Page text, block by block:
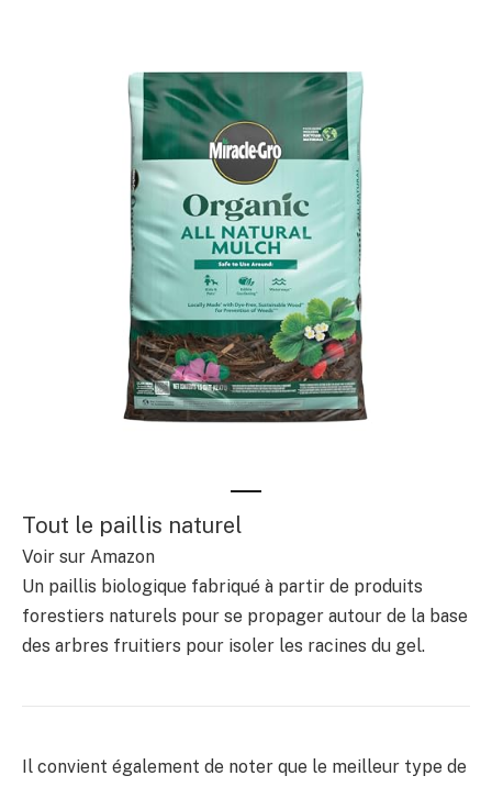
Tout le paillis naturel
Voir sur Amazon
Un paillis biologique fabriqué à partir de produits
forestiers naturels pour se propager autour de la base
des arbres fruitiers pour isoler les racines du gel.
Il convient également de noter que le meilleur type de